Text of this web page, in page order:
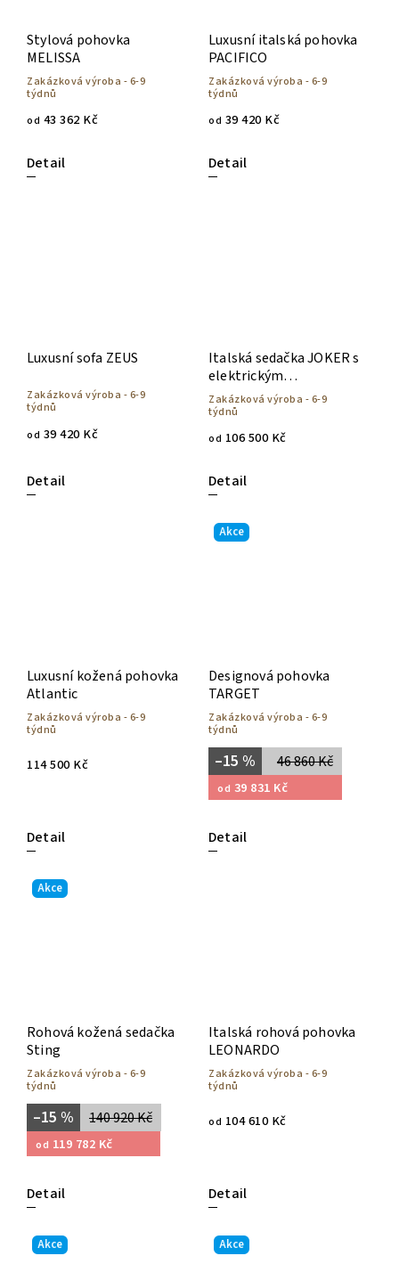
Stylová pohovka
MELISSA
Zakázková výroba - 6-9
týdnů
od 43 362 Kč
Detail
Luxusní italská pohovka
PACIFICO
Zakázková výroba - 6-9
týdnů
od 39 420 Kč
Detail
Luxusní sofa ZEUS
Zakázková výroba - 6-9
týdnů
od 39 420 Kč
Detail
Italská sedačka JOKER s
elektrickým
polohováním
Zakázková výroba - 6-9
týdnů
od 106 500 Kč
Detail
Luxusní kožená pohovka
Atlantic
Zakázková výroba - 6-9
týdnů
114 500 Kč
Detail
Akce
Designová pohovka
TARGET
Zakázková výroba - 6-9
týdnů
46 860 Kč
–15 %
od 39 831 Kč
Detail
Akce
Rohová kožená sedačka
Sting
Zakázková výroba - 6-9
týdnů
140 920 Kč
–15 %
od 119 782 Kč
Detail
Italská rohová pohovka
LEONARDO
Zakázková výroba - 6-9
týdnů
od 104 610 Kč
Detail
Akce Akce